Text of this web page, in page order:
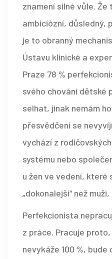
znamení silné vůle. Že
ambiciózní, důsledný,
je to obranný
Ústavu klinické a
Praze 78 %
svého chování dětské
selhat, jinak nemám
přesvědčení se
vychází z
systému nebo
u žen ve vedení, které
„dokonalejší“ než
Perfekcionista
z práce. Pracuje
nevykáže 100 %,